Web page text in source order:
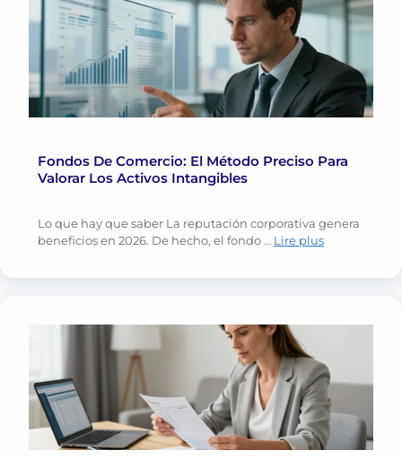
Fondos De Comercio: El Método Preciso Para
Valorar Los Activos Intangibles
Lo que hay que saber La reputación corporativa genera
beneficios en 2026. De hecho, el fondo … Lire plus